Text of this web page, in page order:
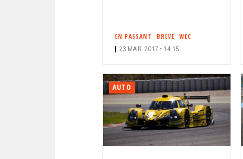
EN PASSANT BRÈVE WEC
23 MAR. 2017 • 14:15
AUTO